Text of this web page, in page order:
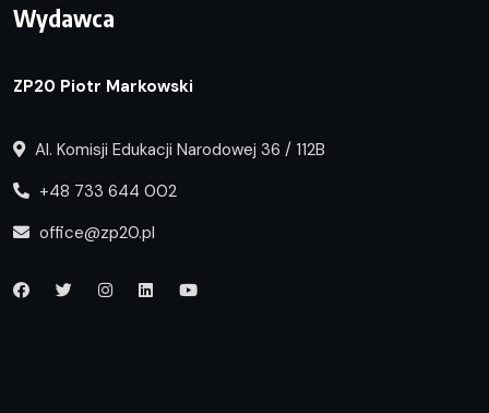
Wydawca
ZP20 Piotr Markowski
Al. Komisji Edukacji Narodowej 36 / 112B
+48 733 644 002
office@zp20.pl